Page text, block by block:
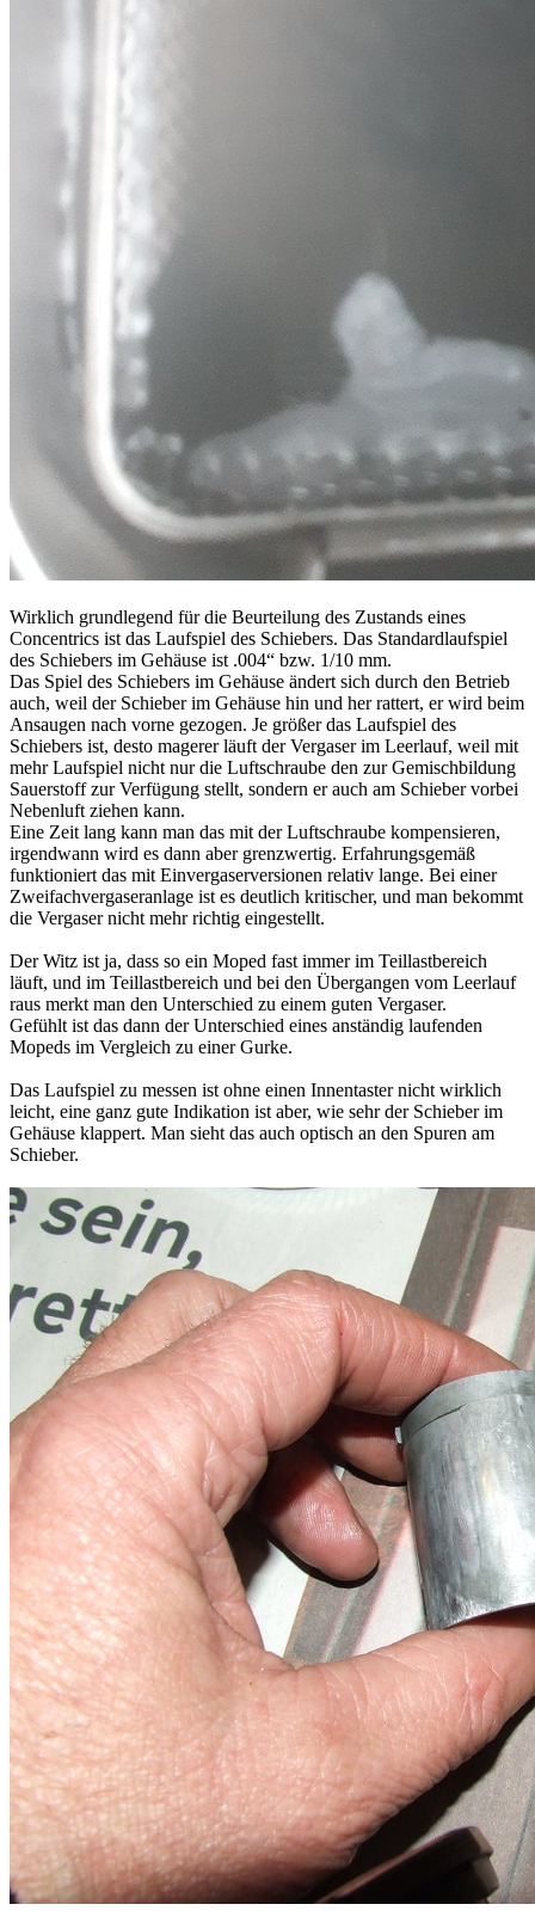
Wirklich grundlegend für die Beurteilung des Zustands eines
Concentrics ist das Laufspiel des Schiebers. Das Standardlaufspiel
des Schiebers im Gehäuse ist .004“ bzw. 1/10 mm.
Das Spiel des Schiebers im Gehäuse ändert sich durch den Betrieb
auch, weil der Schieber im Gehäuse hin und her rattert, er wird beim
Ansaugen nach vorne gezogen. Je größer das Laufspiel des
Schiebers ist, desto magerer läuft der Vergaser im Leerlauf, weil mit
mehr Laufspiel nicht nur die Luftschraube den zur Gemischbildung
Sauerstoff zur Verfügung stellt, sondern er auch am Schieber vorbei
Nebenluft ziehen kann.
Eine Zeit lang kann man das mit der Luftschraube kompensieren,
irgendwann wird es dann aber grenzwertig. Erfahrungsgemäß
funktioniert das mit Einvergaserversionen relativ lange. Bei einer
Zweifachvergaseranlage ist es deutlich kritischer, und man bekommt
die Vergaser nicht mehr richtig eingestellt.
Der Witz ist ja, dass so ein Moped fast immer im Teillastbereich
läuft, und im Teillastbereich und bei den Übergangen vom Leerlauf
raus merkt man den Unterschied zu einem guten Vergaser.
Gefühlt ist das dann der Unterschied eines anständig laufenden
Mopeds im Vergleich zu einer Gurke.
Das Laufspiel zu messen ist ohne einen Innentaster nicht wirklich
leicht, eine ganz gute Indikation ist aber, wie sehr der Schieber im
Gehäuse klappert. Man sieht das auch optisch an den Spuren am
Schieber.